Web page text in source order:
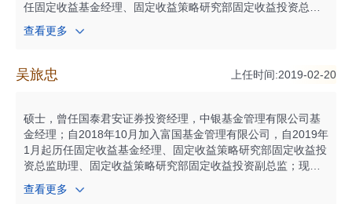
任固定收益基金经理、固定收益策略研究部固定收益投资总监
助理；现任富国基金固定收益策略研究部固定收益投资副总监
兼固定收益基金经理。自2018年01月起任富国天时货币市场基
金基金经理；自2018年06月起任富国富钱包货币市场基金基金
经理；自2018年08月起任富国安益货币市场基金基金经理；自
19年05月起任富国国有企业债债券型证券投资基金基金经理；
自2021年11月起任富国安利90天滚动持有债券型证券投资基金
基金经理；自2021年12月起任富国中证同业存单AAA指数7天
持有期证券投资基金基金经理；自2025年11月起任富国安元12
资格。
查看更多
吴旅忠 上任时间:2019-02-20
硕士，曾任国泰君安证券投资经理，中银基金管理有限公司基
金经理；自2018年10月加入富国基金管理有限公司，自2019年
1月起历任固定收益基金经理、固定收益策略研究部固定收益投
资总监助理、固定收益策略研究部固定收益投资副总监；现任
富国基金固定收益策略研究部副总经理，兼任富国基金高级固
定收益基金经理。自2019年02月起任富国安益货币市场基金基
查看更多